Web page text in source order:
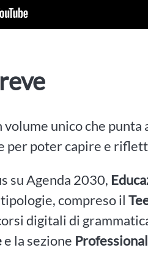
volume unico che
per poter capire e
su Agenda 2030,
compreso il
digitali di
e la sezione